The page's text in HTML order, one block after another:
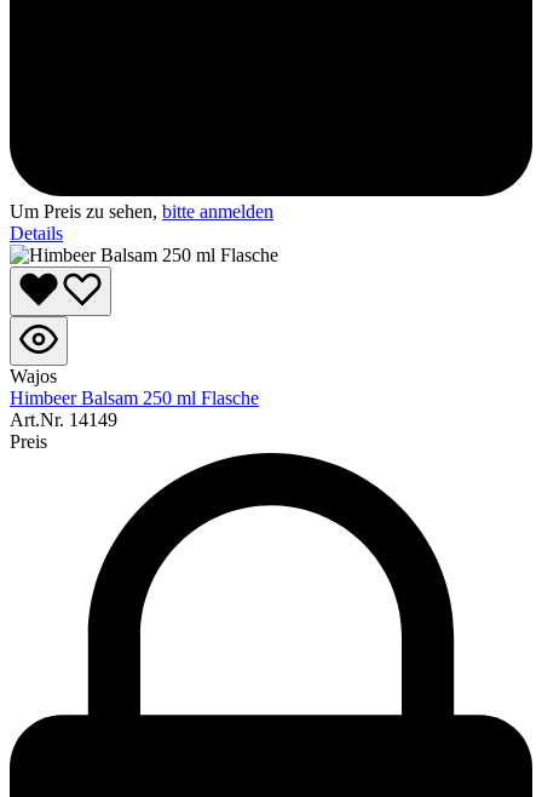
Um Preis zu sehen, bitte anmelden
Details
Wajos
Himbeer Balsam 250 ml Flasche
Art.Nr. 14149
Preis